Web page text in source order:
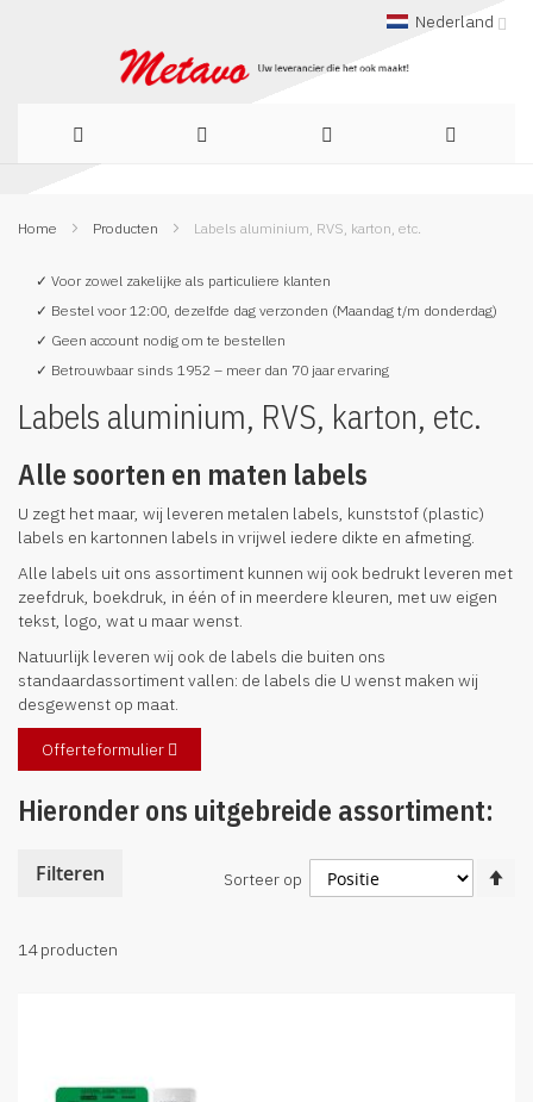
Nederland
naar
Home Producten Labels aluminium, RVS, karton, etc.
✓ Voor zowel zakelijke als particuliere klanten
✓ Bestel voor 12:00, dezelfde dag verzonden (Maandag t/m donderdag)
✓ Geen account nodig om te bestellen
✓ Betrouwbaar sinds 1952 – meer dan 70 jaar ervaring
Labels aluminium, RVS, karton, etc.
Alle soorten en maten labels
U zegt het maar, wij leveren metalen labels, kunststof (plastic)
labels en kartonnen labels in vrijwel iedere dikte en afmeting.
Alle labels uit ons assortiment kunnen wij ook bedrukt leveren met
zeefdruk, boekdruk, in één of in meerdere kleuren, met uw eigen
tekst, logo, wat u maar wenst.
Natuurlijk leveren wij ook de labels die buiten ons
standaardassortiment vallen: de labels die U wenst maken wij
desgewenst op maat.
Offerteformulier
Hieronder ons uitgebreide assortiment:
14producten
Sorteer op
Filteren